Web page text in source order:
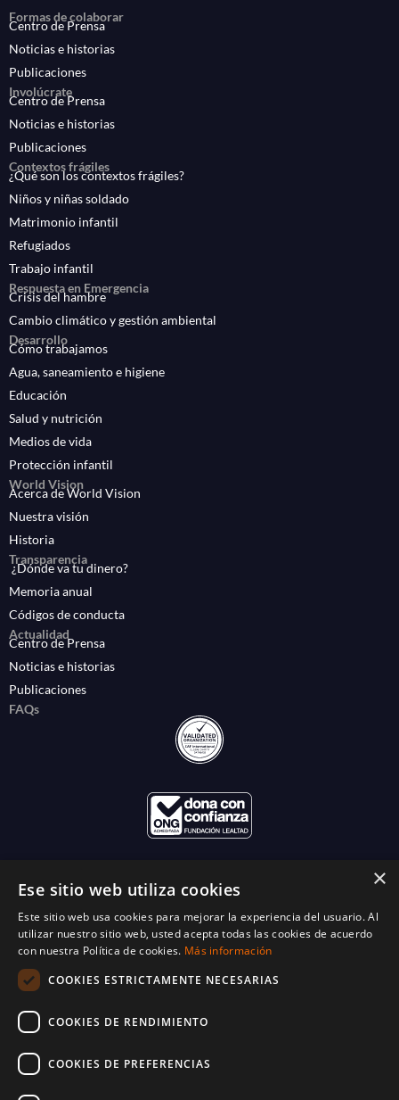
Formas de colaborar
Centro de Prensa
Noticias e historias
Publicaciones
Involúcrate
Centro de Prensa
Noticias e historias
Publicaciones
Contextos frágiles
¿Qué son los contextos frágiles?
Niños y niñas soldado
Matrimonio infantil
Refugiados
Trabajo infantil
Respuesta en Emergencia
Crisis del hambre
Cambio climático y gestión ambiental
Desarrollo
Cómo trabajamos
Agua, saneamiento e higiene
Educación
Salud y nutrición
Medios de vida
Protección infantil
World Vision
Acerca de World Vision
Nuestra visión
Historia
Transparencia
¿Dónde va tu dinero?
Memoria anual
Códigos de conducta
Actualidad
Centro de Prensa
Noticias e historias
Publicaciones
FAQs
×
Ese sitio web utiliza cookies
Este sitio web usa cookies para mejorar la experiencia del usuario. Al
utilizar nuestro sitio web, usted acepta todas las cookies de acuerdo
con nuestra Política de cookies. Más información
COOKIES ESTRICTAMENTE NECESARIAS
COOKIES DE RENDIMIENTO
COOKIES DE PREFERENCIAS